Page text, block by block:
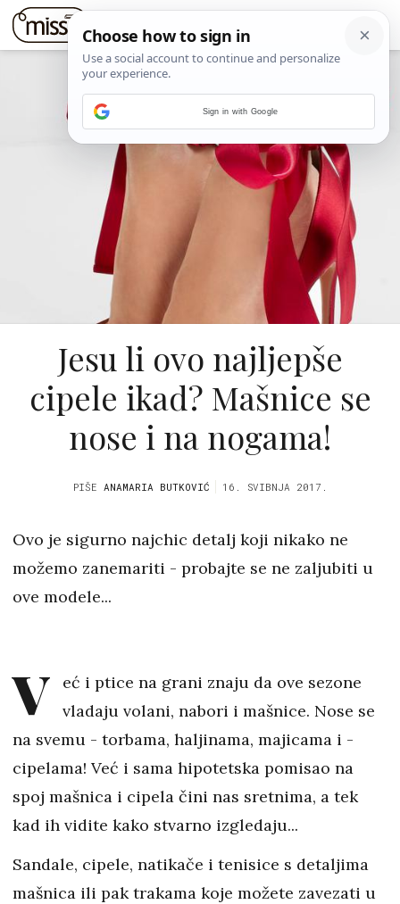
Jesu li ovo najljepše
cipele ikad? Mašnice se
nose i na nogama!
PIŠE ANAMARIA BUTKOVIĆ 16. SVIBNJA 2017.
Ovo je sigurno najchic detalj koji nikako ne
možemo zanemariti - probajte se ne zaljubiti u
ove modele...
V
eć i ptice na grani znaju da ove sezone
vladaju volani, nabori i mašnice. Nose se
na svemu - torbama, haljinama, majicama i -
cipelama! Već i sama hipotetska pomisao na
spoj mašnica i cipela čini nas sretnima, a tek
kad ih vidite kako stvarno izgledaju...
Sandale, cipele, natikače i tenisice s detaljima
mašnica ili pak trakama koje možete zavezati u
Sign in with Google